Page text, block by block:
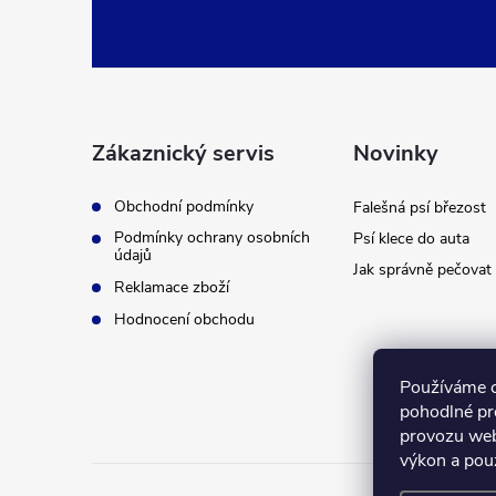
Používáme
pohodlné
provozu
výkon a
Zákaznický servis
Obchodní podmínky
Podmínky ochrany osobních
údajů
Reklamace zboží
Hodnocení obchodu
Novinky
Falešná psí březost
Psí klece do auta
Jak správně